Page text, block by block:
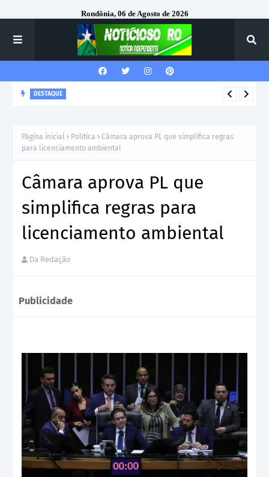
Rondônia, 06 de Agosto de 2026
DESTAQUE
Página inicial Política
Câmara aprova PL que simplifica regras
para licenciamento ambiental
Câmara aprova PL que
simplifica regras para
licenciamento ambiental
Da Redação
Publicidade